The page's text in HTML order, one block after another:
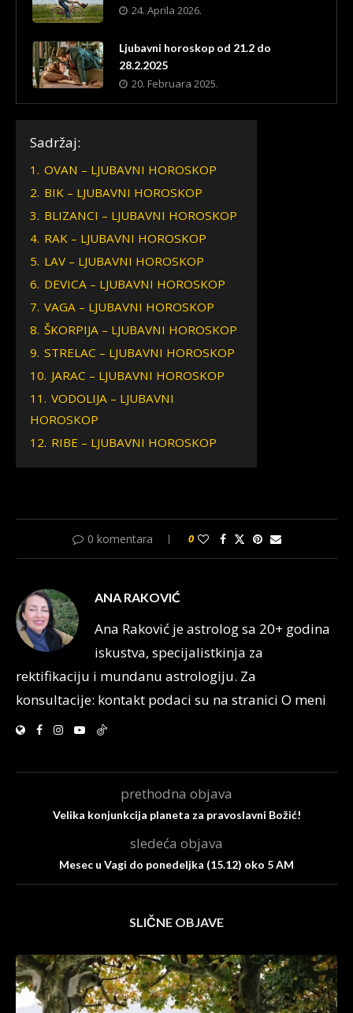
24. Aprila 2026.
Ljubavni horoskop od 21.2 do
28.2.2025
20. Februara 2025.
Sadržaj:
1. OVAN – LJUBAVNI HOROSKOP
2. BIK – LJUBAVNI HOROSKOP
3. BLIZANCI – LJUBAVNI HOROSKOP
4. RAK – LJUBAVNI HOROSKOP
5. LAV – LJUBAVNI HOROSKOP
6. DEVICA – LJUBAVNI HOROSKOP
7. VAGA – LJUBAVNI HOROSKOP
8. ŠKORPIJA – LJUBAVNI HOROSKOP
9. STRELAC – LJUBAVNI HOROSKOP
10. JARAC – LJUBAVNI HOROSKOP
11. VODOLIJA – LJUBAVNI
HOROSKOP
12. RIBE – LJUBAVNI HOROSKOP
0 komentara 0
ANA RAKOVIĆ
Ana Raković je astrolog sa 20+ godina
iskustva, specijalistkinja za
rektifikaciju i mundanu astrologiju. Za
konsultacije: kontakt podaci su na stranici O meni
prethodna objava
Velika konjunkcija planeta za pravoslavni Božić!
sledeća objava
Mesec u Vagi do ponedeljka (15.12) oko 5 AM
SLIČNE OBJAVE